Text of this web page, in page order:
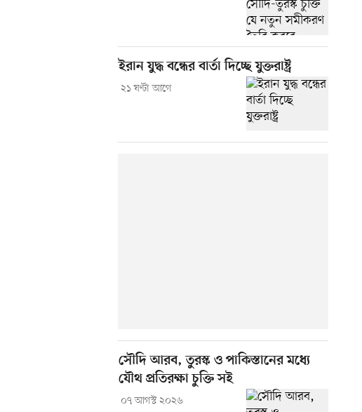
ইরান যুদ্ধ বন্ধের বার্তা দিচ্ছে যুক্তরাষ্ট্র
২১ ঘণ্টা আগে
সৌদি আরব, তুরস্ক ও পাকিস্তানের মধ্যে
যৌথ প্রতিরক্ষা চুক্তি সই
০৭ আগস্ট ২০২৬